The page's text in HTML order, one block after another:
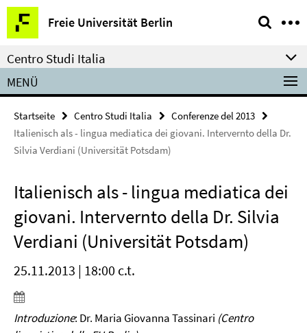
Springe
direkt
zu
Inhalt
Freie Universität Berlin
Service-
Navigation
Centro Studi Italia
MENÜ
Startseite Centro Studi Italia
Conferenze del 2013
Italienisch als - lingua mediatica dei giovani. Intervernto della Dr.
Silvia Verdiani (Universität Potsdam)
Italienisch als - lingua mediatica dei
giovani. Intervernto della Dr. Silvia
Verdiani (Universität Potsdam)
25.11.2013 | 18:00 c.t.
Introduzione: Dr. Maria Giovanna Tassinari (Centro